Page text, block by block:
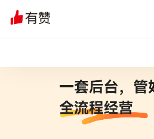
增长方
文章 问诊